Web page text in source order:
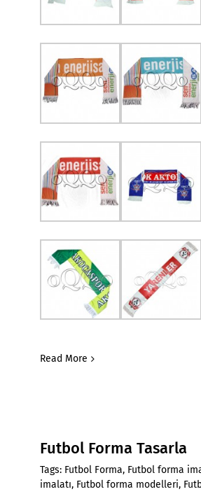
Read More
Futbol Forma Tasarla
Tags: Futbol Forma, Futbol forma
imalatı, Futbol forma modelleri,